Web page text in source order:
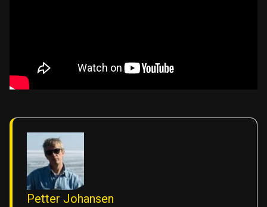
Petter Johansen